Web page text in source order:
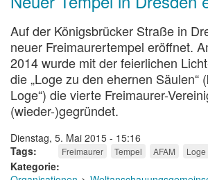
Auf der Königsbrücker Straße in
neuer Freimaurertempel eröffnet.
2014 wurde mit der feierlichen
die „Loge zu den ehernen Säulen“
Loge“) die vierte Freimaurer-
(wieder-)gegründet.
Dienstag, 5. Mai 2015 - 15:16
Tags
Freimaurer Tempel AFAM Loge
Kategorie